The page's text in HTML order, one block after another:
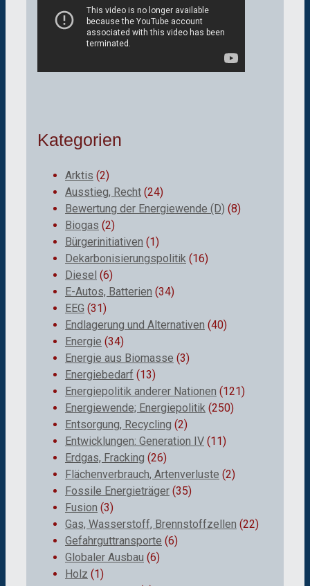
Kategorien
Arktis (2)
Ausstieg, Recht (24)
Bewertung der Energiewende (D) (8)
Biogas (2)
Bürgerinitiativen (1)
Dekarbonisierungspolitik (16)
Diesel (6)
E-Autos, Batterien (34)
EEG (31)
Endlagerung und Alternativen (40)
Energie (34)
Energie aus Biomasse (3)
Energiebedarf (13)
Energiepolitik anderer Nationen (121)
Energiewende; Energiepolitik (250)
Entsorgung, Recycling (2)
Entwicklungen: Generation IV (11)
Erdgas, Fracking (26)
Flächenverbrauch, Artenverluste (2)
Fossile Energieträger (35)
Fusion (3)
Gas, Wasserstoff, Brennstoffzellen (22)
Gefahrguttransporte (6)
Globaler Ausbau (6)
Holz (1)